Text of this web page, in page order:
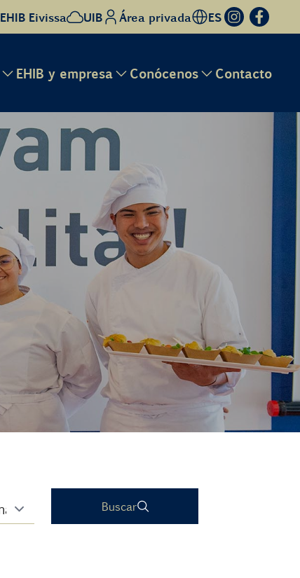
EHIB Eivissa UIB Área privada ES
EHIB y empresa Conócenos Contacto
Buscar